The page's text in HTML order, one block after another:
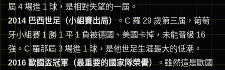
屆 4 場進 1 球，是相對失望的一屆。
2014 巴西世足（小組賽出局）。C 羅 29 歲第三屆，葡萄
牙小組賽 1 勝 1 平 1 負被德國、美國卡掉，未能晉級 16
強。C 羅那屆 3 場進 1 球，是他世足生涯最大的低潮。
2016 歐國盃冠軍（最重要的國家隊榮譽）。雖然這是歐國